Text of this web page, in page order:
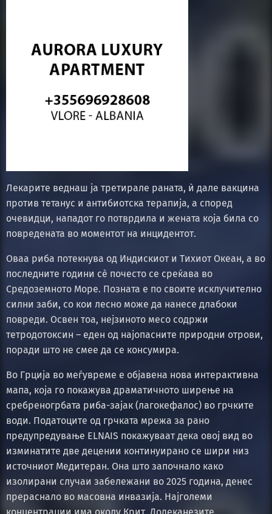
Лекарите веднаш ја третирале раната, ѝ дале вакцина
против тетанус и антибиотска терапија, а според
очевидци, нападот го потврдила и жената која била со
повредената во моментот на инцидентот.
Оваа риба потекнува од Индискиот и Тихиот Океан, а во
последните години сè почесто се среќава во
Средоземното Море. Позната е по своите исклучително
силни заби, со кои лесно може да нанесе длабоки
повреди. Освен тоа, нејзиното месо содржи
тетродотоксин – еден од најопасните природни отрови,
поради што не смее да се консумира.
Во Грција во меѓувреме е објавена нова интерактивна
мапа, која го покажува драматичното ширење на
сребреногрбата риба-зајак (лагокефалос) во грчките
води. Податоците од грчката мрежа за рано
предупредување ELNAIS покажуваат дека овој вид во
изминатите две децении континуирано се шири низ
источниот Медитеран. Она што започнало како
изолирани случаи забележани во 2025 година, денес
прераснало во масовна инвазија. Најголеми